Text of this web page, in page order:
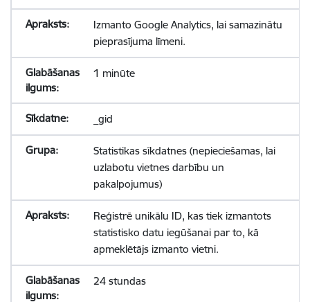
Izmanto Google Analytics, lai samazinātu
pieprasījuma līmeni.
1 minūte
_gid
Statistikas sīkdatnes (nepieciešamas, lai
uzlabotu vietnes darbību un
pakalpojumus)
Reģistrē unikālu ID, kas tiek izmantots
statistisko datu iegūšanai par to, kā
apmeklētājs izmanto vietni.
24 stundas